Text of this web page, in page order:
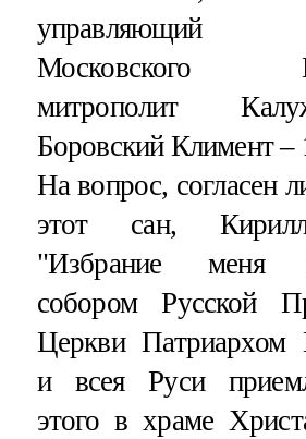
Московского
митрополит
Боровский Климент –
На вопрос, согласен
этот сан,
"Избрание меня
собором Русской
Церкви Патриархом
и всея Руси
этого в храме